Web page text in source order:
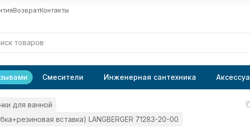
ВозвратКонтакты
Смесители Инженерная сантехника
для ванной
вставка) LANGBERGER 71283-20-00